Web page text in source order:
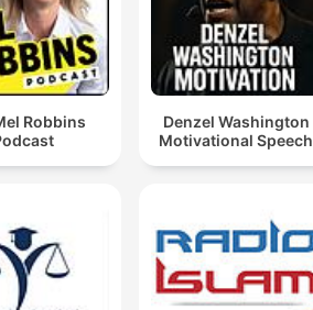
Robbins
Denzel Washington
Motivational Speech